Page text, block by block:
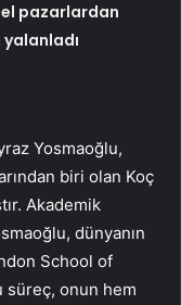
pazarlardan
yalanladı
Yosmaoğlu,
biri olan Koç
Akademik
dünyanın
School of
süreç, onun hem